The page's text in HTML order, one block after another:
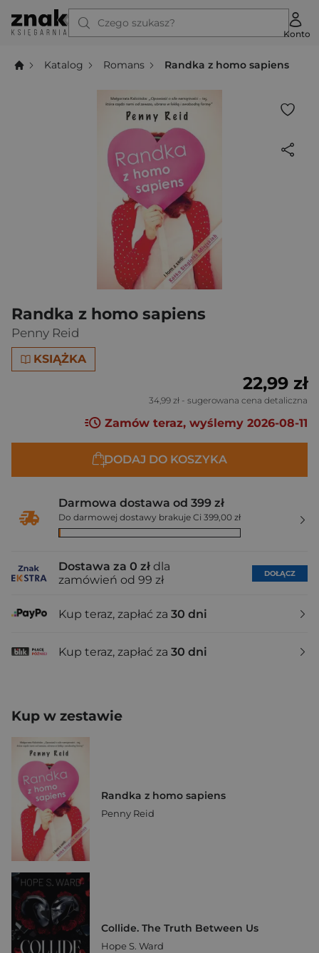
Czego szukasz?
Konto
Katalog Romans Randka z homo sapiens
Randka z homo sapiens
Penny Reid
KSIĄŻKA
22,99 zł
34,99 zł - sugerowana cena detaliczna
Zamów teraz, wyślemy 2026-08-11
DODAJ DO KOSZYKA
Darmowa dostawa od 399 zł
Do darmowej dostawy brakuje Ci 399,00 zł
Dostawa za 0 zł dla
zamówień od 99 zł
DOŁĄCZ
Kup teraz, zapłać za 30 dni
Kup teraz, zapłać za 30 dni
Kup w zestawie
Randka z homo sapiens
Penny Reid
Collide. The Truth Between Us
Hope S. Ward